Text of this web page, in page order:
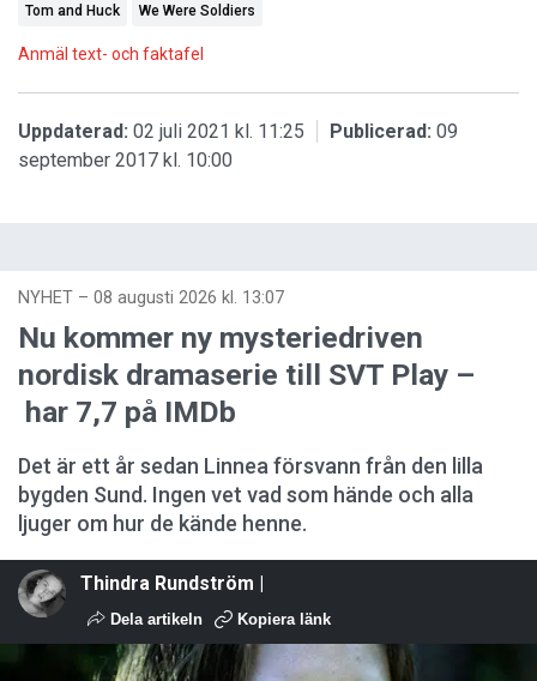
Tom and Huck We Were Soldiers
Anmäl text- och faktafel
Uppdaterad: 02 juli 2021 kl. 11:25 Publicerad: 09
september 2017 kl. 10:00
NYHET – 08 augusti 2026 kl. 13:07
Nu kommer ny mysteriedriven
nordisk dramaserie till SVT Play –
har 7,7 på IMDb
Det är ett år sedan Linnea försvann från den lilla
bygden Sund. Ingen vet vad som hände och alla
ljuger om hur de kände henne.
Thindra Rundström |
Dela artikeln Kopiera länk